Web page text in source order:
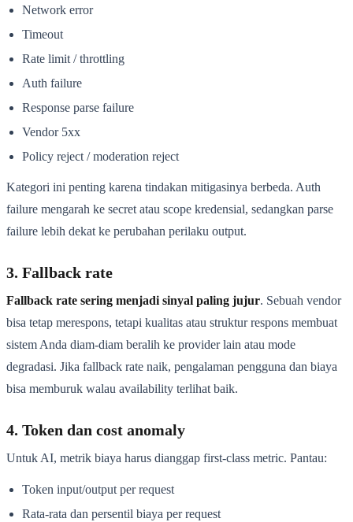
Network error
Timeout
Rate limit / throttling
Auth failure
Response parse failure
Vendor 5xx
Policy reject / moderation reject
Kategori ini penting karena tindakan mitigasinya berbeda. Auth
failure mengarah ke secret atau scope kredensial, sedangkan parse
failure lebih dekat ke perubahan perilaku output.
3. Fallback rate
Fallback rate sering menjadi sinyal paling jujur. Sebuah vendor
bisa tetap merespons, tetapi kualitas atau struktur respons membuat
sistem Anda diam-diam beralih ke provider lain atau mode
degradasi. Jika fallback rate naik, pengalaman pengguna dan biaya
bisa memburuk walau availability terlihat baik.
4. Token dan cost anomaly
Untuk AI, metrik biaya harus dianggap first-class metric. Pantau:
Token input/output per request
Rata-rata dan persentil biaya per request